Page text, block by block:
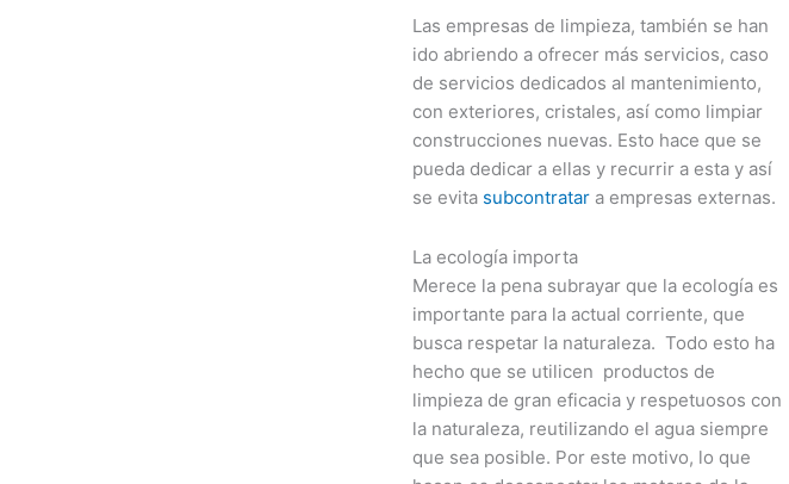
Las empresas de limpieza, también se han
ido abriendo a ofrecer más servicios, caso
de servicios dedicados al mantenimiento,
con exteriores, cristales, así como limpiar
construcciones nuevas. Esto hace que se
pueda dedicar a ellas y recurrir a esta y así
se evita subcontratar a empresas externas.
La ecología importa
Merece la pena subrayar que la ecología es
importante para la actual corriente, que
busca respetar la naturaleza. Todo esto ha
hecho que se utilicen productos de
limpieza de gran eficacia y respetuosos con
la naturaleza, reutilizando el agua siempre
que sea posible. Por este motivo, lo que